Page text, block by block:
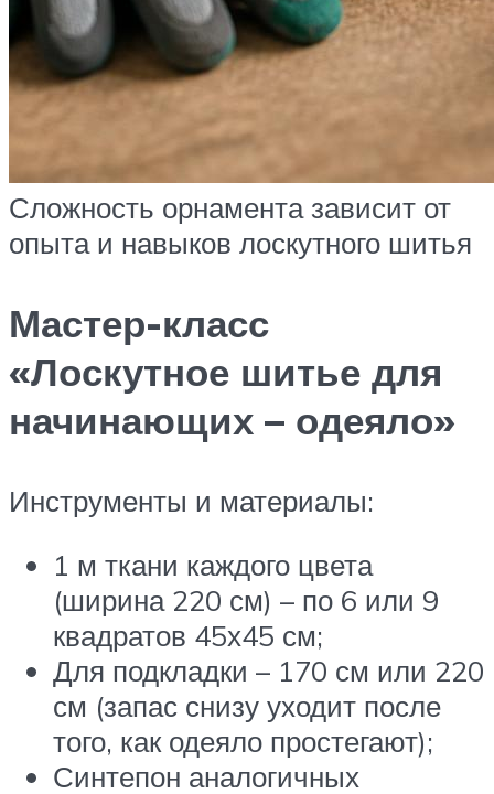
Сложность орнамента зависит от
опыта и навыков лоскутного шитья
Мастер-класс
«Лоскутное шитье для
начинающих – одеяло»
Инструменты и материалы:
1 м ткани каждого цвета
(ширина 220 см) – по 6 или 9
квадратов 45х45 см;
Для подкладки – 170 см или 220
см (запас снизу уходит после
того, как одеяло простегают);
Синтепон аналогичных